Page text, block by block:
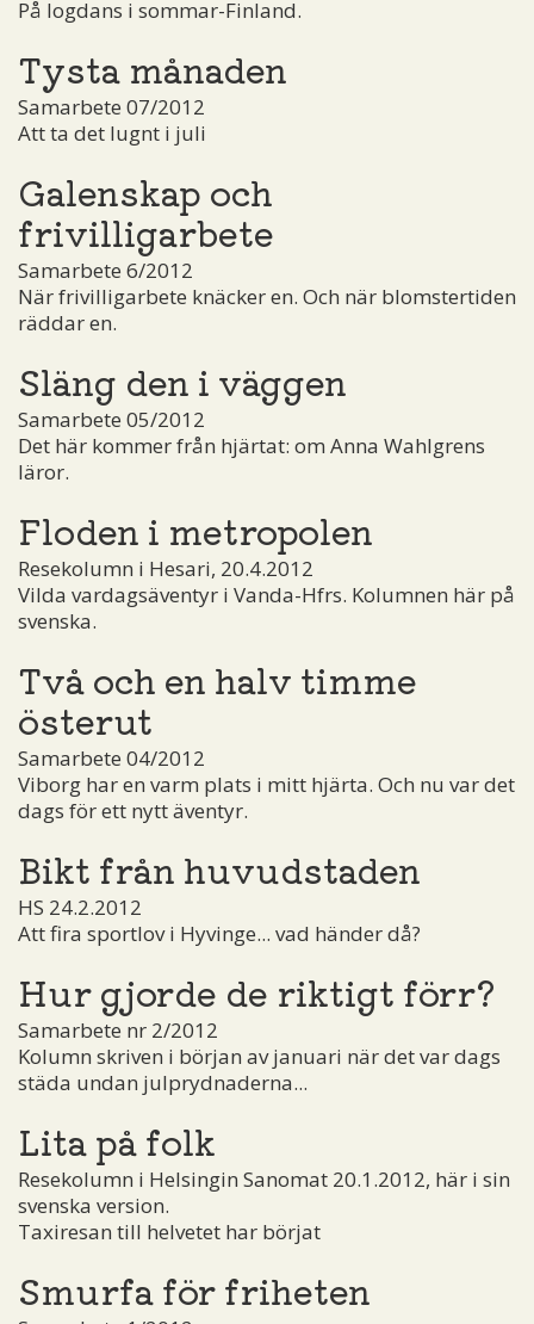
På logdans i sommar-Finland.
Tysta månaden
Samarbete 07/2012
Att ta det lugnt i juli
Galenskap och
frivilligarbete
Samarbete 6/2012
När frivilligarbete knäcker en. Och när blomstertiden
räddar en.
Släng den i väggen
Samarbete 05/2012
Det här kommer från hjärtat: om Anna Wahlgrens
läror.
Floden i metropolen
Resekolumn i Hesari, 20.4.2012
Vilda vardagsäventyr i Vanda-Hfrs. Kolumnen här på
svenska.
Två och en halv timme
österut
Samarbete 04/2012
Viborg har en varm plats i mitt hjärta. Och nu var det
dags för ett nytt äventyr.
Bikt från huvudstaden
HS 24.2.2012
Att fira sportlov i Hyvinge... vad händer då?
Hur gjorde de riktigt förr?
Samarbete nr 2/2012
Kolumn skriven i början av januari när det var dags
städa undan julprydnaderna...
Lita på folk
Resekolumn i Helsingin Sanomat 20.1.2012, här i sin
svenska version.
Taxiresan till helvetet har börjat
Smurfa för friheten